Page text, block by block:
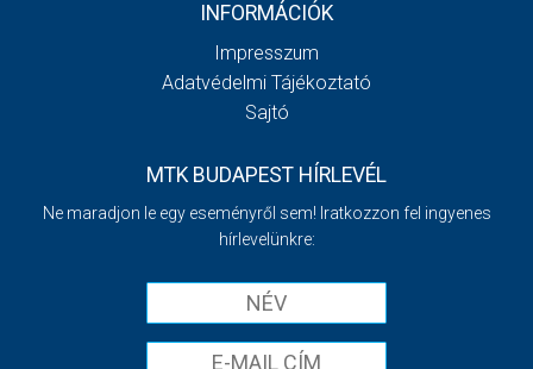
INFORMÁCIÓK
Impresszum
Adatvédelmi Tájékoztató
Sajtó
MTK BUDAPEST HÍRLEVÉL
Ne maradjon le egy eseményről sem! Iratkozzon fel ingyenes
hírlevelünkre: